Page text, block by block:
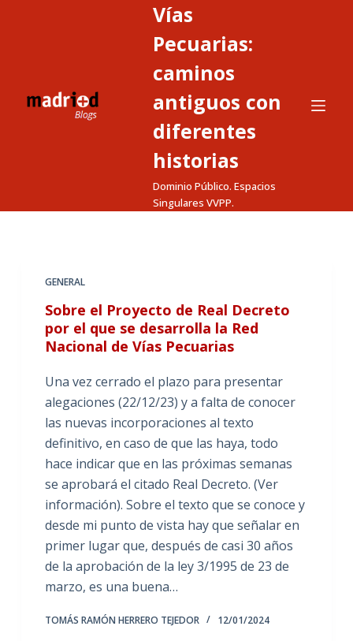
Vías
Pecuarias:
caminos
antiguos con
diferentes
historias
Dominio Público. Espacios
Singulares VVPP.
GENERAL
Sobre el Proyecto de Real Decreto
por el que se desarrolla la Red
Nacional de Vías Pecuarias
Una vez cerrado el plazo para presentar
alegaciones (22/12/23) y a falta de conocer
las nuevas incorporaciones al texto
definitivo, en caso de que las haya, todo
hace indicar que en las próximas semanas
se aprobará el citado Real Decreto. (Ver
información). Sobre el texto que se conoce y
desde mi punto de vista hay que señalar en
primer lugar que, después de casi 30 años
de la aprobación de la ley 3/1995 de 23 de
marzo, es una buena…
TOMÁS RAMÓN HERRERO TEJEDOR 12/01/2024